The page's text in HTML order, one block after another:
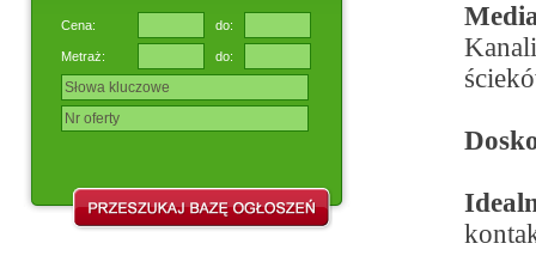
Cena: do:
Metraż: do: